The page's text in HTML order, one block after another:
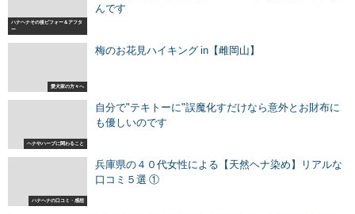
ハナヘナその後ビフォー＆アフタ
ー
んです
愛犬家の方々へ
梅のお花見ハイキング in【雌岡山】
ヘナやハーブに関わること
自分で"テキトーに"誤魔化すだけなら意外とお財布に
も優しいのです
ハナヘナの口コミ・感想
兵庫県の４０代女性による【天然ヘナ染め】リアルな
口コミ５選 ①